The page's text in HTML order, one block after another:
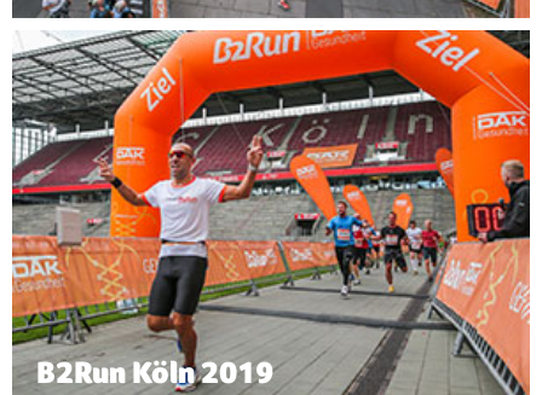
B2Run Köln 2019